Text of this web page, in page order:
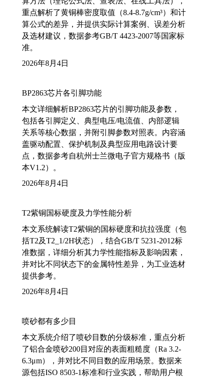
重点解析了黄铜棒密度取值（8.4-8.7g/cm³）和计
算公式的差异，并提供实际计算案例、误差分析
及选材建议，数据参考GB/T 4423-2007等国家标
准。
2026年8月4日
BP2863芯片各引脚功能
本文详细解析BP2863芯片的引脚功能及参数，
包括各引脚定义、典型电压/电流值、内部逻辑
关系等核心数据，并附引脚参数对照表。内容涵
盖驱动配置、保护机制及典型应用电路设计要
点，数据参考自杭州士兰微电子官方规格书（版
本V1.2）。
2026年8月4日
T2紫铜国标硬度及力学性能分析
本文系统解读T2紫铜的国标硬度和抗拉强度（包
括T2及T2_1/2H状态），结合GB/T 5231-2012标
准数据，详细分析其力学性能指标及影响因素，
并对比不同状态下的金属特性差异，为工业选材
提供参考。
2026年8月4日
喷砂都有多少目
本文系统介绍了喷砂目数的分级标准，重点分析
了铝合金喷砂200目对应的表面粗糙度（Ra 3.2-
6.3μm），并对比不同目数的应用场景。数据来
源包括ISO 8503-1标准和行业实践，帮助用户根